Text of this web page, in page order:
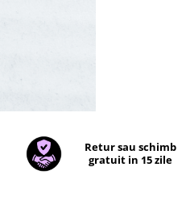
Retur sau schimb
gratuit in 15 zile